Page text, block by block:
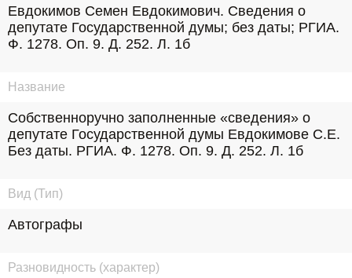
Евдокимов Семен Евдокимович. Сведения о
депутате Государственной думы; без даты; РГИА.
Ф. 1278. Оп. 9. Д. 252. Л. 1б
Название
Собственноручно заполненные «сведения» о
депутате Государственной думы Евдокимове С.Е.
Без даты. РГИА. Ф. 1278. Оп. 9. Д. 252. Л. 1б
Вид (Тип)
Автографы
Разновидность (характер)